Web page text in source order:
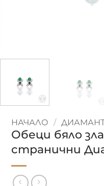
НАЧАЛО /
Обеци бяло
странични